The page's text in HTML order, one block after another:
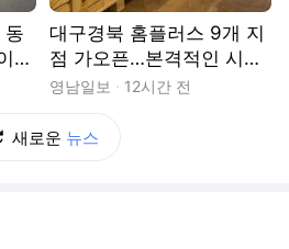
동
대구경북 홈플러스 9개 지
점 가오픈…본격적인 시험
대 올랐다
영남일보 12시간 전
새로운 뉴스